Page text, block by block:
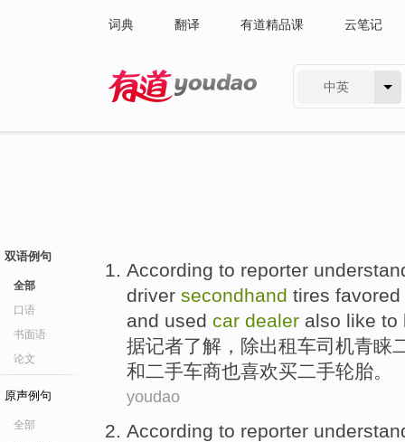
词典 翻译 有道精品课 云笔记
中英
双语例句
全部
口语
书面语
论文
原声例句
全部
According to reporter
driver secondhand tires favored
and used car dealer also like to
据记者了解 ， 除出租车司机青睐
和二手车商也喜欢买二手轮胎。
youdao
According to reporter